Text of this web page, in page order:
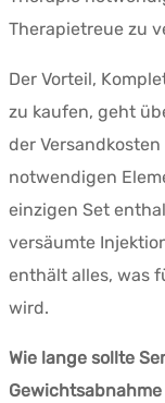
Therapietreue zu
Der Vorteil,
zu kaufen, geht
der
notwendigen
einzigen Set
versäumte
enthält alles, was
wird.
Wie lange sollte